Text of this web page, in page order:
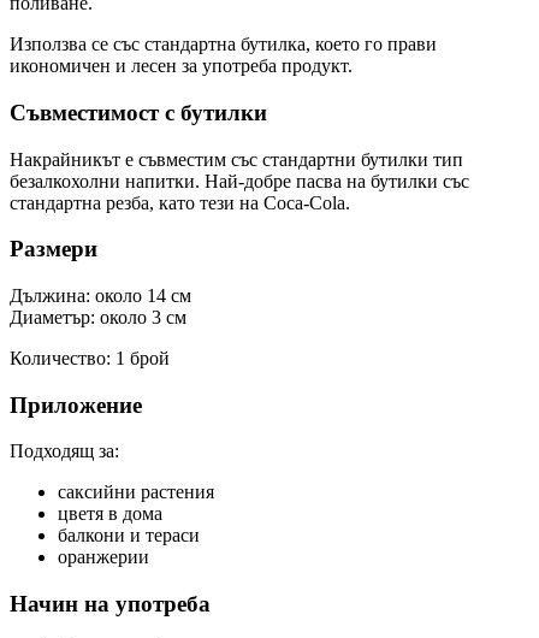
Използва се със стандартна бутилка, което го прави
икономичен и лесен за употреба продукт.
Съвместимост с бутилки
Накрайникът е съвместим със стандартни бутилки тип
безалкохолни напитки. Най-добре пасва на бутилки със
стандартна резба, като тези на Coca-Cola.
Размери
Дължина: около 14 см
Диаметър: около 3 см
Количество: 1 брой
Приложение
Подходящ за:
саксийни растения
цветя в дома
балкони и тераси
оранжерии
Начин на употреба